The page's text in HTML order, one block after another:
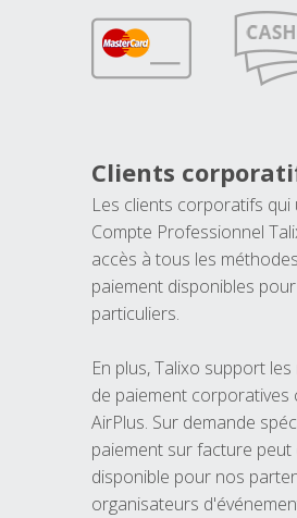
Clients
Les clients corporatifs qui
Compte Professionnel
accès à tous les
paiement disponibles
particuliers.
En plus, Talixo support
de paiement corporatives
AirPlus. Sur demande
paiement sur facture peut
disponible pour nos
organisateurs